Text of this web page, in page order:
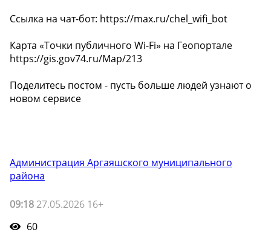
Ссылка на чат-бот: https://max.ru/chel_wifi_bot
Карта «Точки публичного Wi-Fi» на Геопортале
https://gis.gov74.ru/Map/213
Поделитесь постом - пусть больше людей узнают о
новом сервисе
Администрация Аргаяшского муниципального
района
09:18 27.05.2026 16+
60